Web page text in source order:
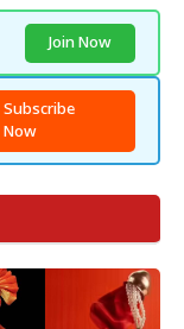
Join Now
Subscribe
Now